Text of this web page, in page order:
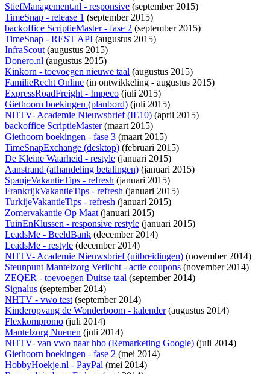
StiefManagement.nl - responsive (september 2015)
TimeSnap - release 1 (september 2015)
backoffice ScriptieMaster - fase 2 (september 2015)
TimeSnap - REST API (augustus 2015)
InfraScout(augustus 2015)
Donero.nl (augustus 2015)
Kinkorn - toevoegen nieuwe taal (augustus 2015)
FamilieRecht Online (in ontwikkeling - augustus 2015)
ExpressRoadFreight - Impeco (juli 2015)
Giethoorn boekingen (planbord) (juli 2015)
NHTV- Academie Nieuwsbrief (IE10) (april 2015)
backoffice ScriptieMaster(maart 2015)
Giethoorn boekingen - fase 3 (maart 2015)
TimeSnapExchange (desktop) (februari 2015)
De Kleine Waarheid - restyle (januari 2015)
Aanstrand (afhandeling betalingen) (januari 2015)
SpanjeVakantieTips - refresh (januari 2015)
FrankrijkVakantieTips - refresh (januari 2015)
TurkijeVakantieTips - refresh (januari 2015)
Zomervakantie Op Maat(januari 2015)
TuinEnKlussen - responsive restyle (januari 2015)
LeadsMe - BeeldBank (december 2014)
LeadsMe - restyle (december 2014)
NHTV- Academie Nieuwsbrief (uitbreidingen) (november 2014)
Steunpunt Mantelzorg Verlicht - actie coupons (november 2014)
ZEQER - toevoegen Duitse taal (september 2014)
Signalus (september 2014)
NHTV - vwo test(september 2014)
Kinderopvang de Wonderboom - kalender(augustus 2014)
Flexkompromo (juli 2014)
Mantelzorg Nuenen (juli 2014)
NHTV- van vwo naar hbo (Remarketing Google) (juli 2014)
Giethoorn boekingen - fase 2 (mei 2014)
HobbyHoekje.nl - PayPal (mei 2014)